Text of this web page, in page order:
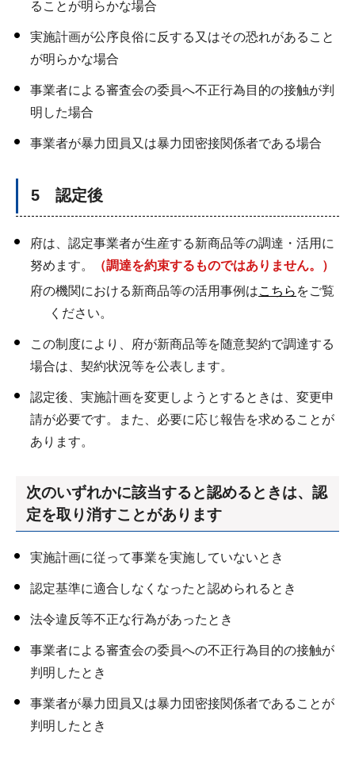
ることが明らかな場合
実施計画が公序良俗に反する又はその恐れがあること
が明らかな場合
事業者による審査会の委員へ不正行為目的の接触が判
明した場合
事業者が暴力団員又は暴力団密接関係者である場合
5 認定後
府は、認定事業者が生産する新商品等の調達・活用に
努めます。
（調達を約束するものではありません。）
府の機関における新商品等の活用事例はこちら をご覧
ください。
この制度により、府が新商品等を随意契約で調達する
場合は、契約状況等を公表します。
認定後、実施計画を変更しようとするときは、変更申
請が必要です。また、必要に応じ報告を求めることが
あります。
次のいずれかに該当すると認めるときは、認
定を取り消すことがあります
実施計画に従って事業を実施していないとき
認定基準に適合しなくなったと認められるとき
法令違反等不正な行為があったとき
事業者による審査会の委員への不正行為目的の接触が
判明したとき
事業者が暴力団員又は暴力団密接関係者であることが
判明したとき